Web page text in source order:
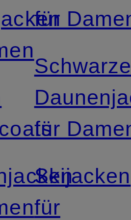
für
für
Skijacken
für